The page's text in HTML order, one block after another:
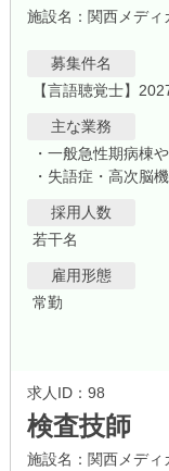
施設名：関西メディ
募集件名
【言語聴覚士】
主な業務
・失語症・高次脳
採用人数
若干名
雇用形態
常勤
求人ID：98
検査技師
施設名：関西メディ